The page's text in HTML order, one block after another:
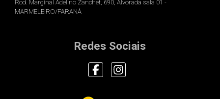
Rod. Marginal Adelino Zanchet, 690, Alvorada sala 01 -
MARMELEIRO/PARANÁ
Redes Sociais